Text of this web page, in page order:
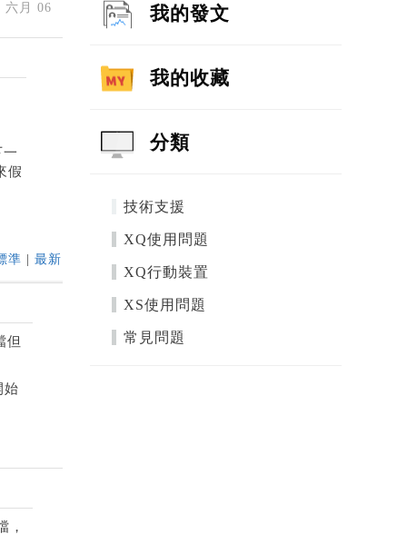
六月 06
假
準 |最新
但
始
，
我的發文
我的收藏
分類
技術支援
XQ使用問題
XQ行動裝置
XS使用問題
常見問題